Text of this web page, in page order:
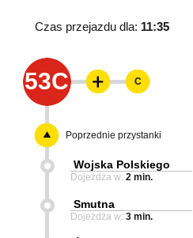
Czas przejazdu dla: 11:35
53C C
Poprzednie przystanki
Wojska Polskiego
Dojeżdża w: 2 min.
Smutna
Dojeżdża w: 3 min.